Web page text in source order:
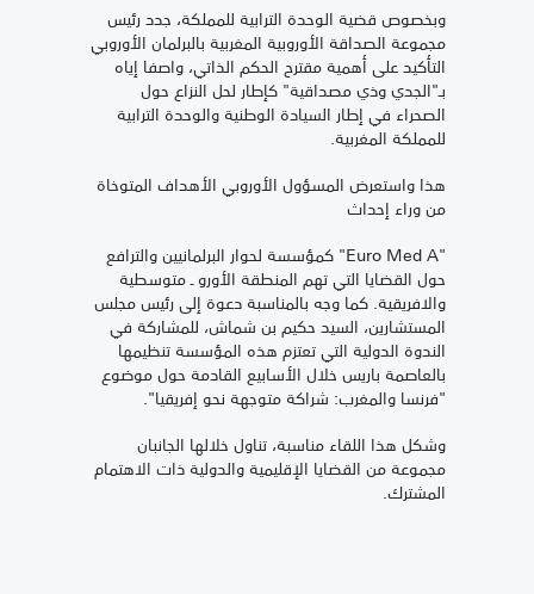
وبخصوص قضية الوحدة الترابية للمملكة، جدد رئيس
مجموعة الصداقة الأوروبية المغربية بالبرلمان الأوروبي
التأكيد على أهمية مقترح الحكم الذاتي، واصفا إياه
بـ"الجدي وذي مصداقية" كإطار لحل النزاع حول
الصحراء في إطار السيادة الوطنية والوحدة الترابية
للمملكة المغربية.
هذا واستعرض المسؤول الأوروبي الأهداف المتوخاة
من وراء إحداث
"Euro Med A" كمؤسسة لحوار البرلمانيين والترافع
حول القضايا التي تهم المنطقة الأورو ـ متوسطية
والافريقية. كما وجه بالمناسبة دعوة إلى رئيس مجلس
المستشارين، السيد حكيم بن شماش، للمشاركة في
الندوة الدولية التي تعتزم هذه المؤسسة تنظيمها
بالعاصمة باريس خلال الأسابيع القادمة حول موضوع
"فرنسا والمغرب: شراكة متوجهة نحو إفريقيا".
وشكل هذا اللقاء مناسبة، تناول خلالها الجانبان
مجموعة من القضايا الإقليمية والدولية ذات الاهتمام
المشترك.